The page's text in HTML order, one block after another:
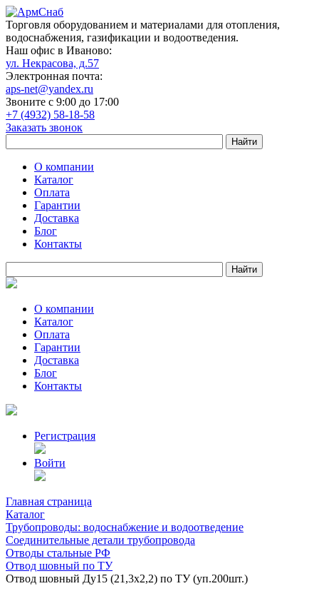
Торговля оборудованием и материалами для отопления,
водоснабжения, газификации и водоотведения.
Наш офис в Иваново:
ул. Некрасова, д.57
Электронная почта:
aps-net@yandex.ru
Звоните с 9:00 до 17:00
+7 (4932) 58-18-58
Заказать звонок
О компании
Каталог
Оплата
Гарантии
Доставка
Блог
Контакты
О компании
Каталог
Оплата
Гарантии
Доставка
Блог
Контакты
Регистрация
Войти
Главная страница
Каталог
Трубопроводы: водоснабжение и водоотведение
Соединительные детали трубопровода
Отводы стальные РФ
Отвод шовный по ТУ
Отвод шовный Ду15 (21,3х2,2) по ТУ (уп.200шт.)